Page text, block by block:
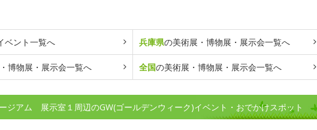
ベント一覧へ 兵庫県の美術展・博物展・展示会一覧へ
博物展・展示会一覧へ 全国の美術展・博物展・展示会一覧へ
ジアム 展示室１周辺のGW(ゴールデンウィーク)イベント・おでかけスポット